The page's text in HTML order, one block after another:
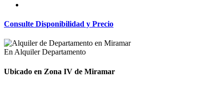
Consulte Disponibilidad y Precio
En AlquilerDepartamento
Ubicado en Zona IV de Miramar